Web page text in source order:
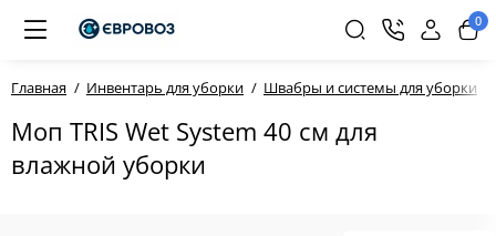
0
Главная Инвентарь для уборки Швабры и системы для уборки
Моп TRIS Wet System 40 см для
влажной уборки